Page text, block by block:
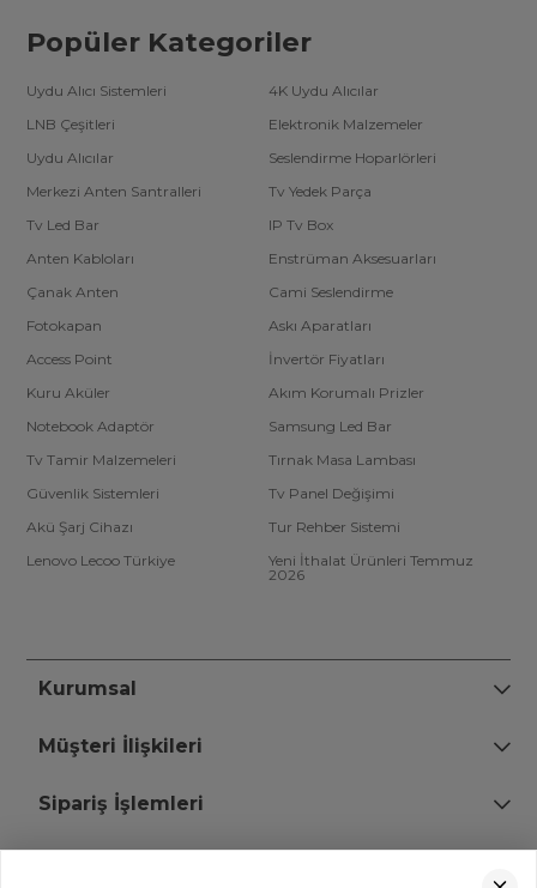
Popüler Kategoriler
Uydu Alıcı Sistemleri
4K Uydu Alıcılar
LNB Çeşitleri
Elektronik Malzemeler
Uydu Alıcılar
Seslendirme Hoparlörleri
Merkezi Anten Santralleri
Tv Yedek Parça
Tv Led Bar
IP Tv Box
Anten Kabloları
Enstrüman Aksesuarları
Çanak Anten
Cami Seslendirme
Fotokapan
Askı Aparatları
Access Point
İnvertör Fiyatları
Kuru Aküler
Akım Korumalı Prizler
Notebook Adaptör
Samsung Led Bar
Tv Tamir Malzemeleri
Tırnak Masa Lambası
Güvenlik Sistemleri
Tv Panel Değişimi
Akü Şarj Cihazı
Tur Rehber Sistemi
Lenovo Lecoo Türkiye
Yeni İthalat Ürünleri Temmuz
2026
Kurumsal
Müşteri İlişkileri
Sipariş İşlemleri